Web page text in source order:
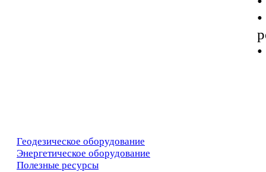
Геодезическое оборудование
Энергетическое оборудование
Полезные ресурсы